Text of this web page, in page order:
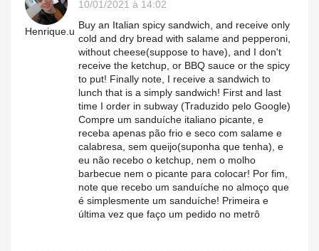
Henrique.u
10/01/2021 à 14:02
Buy an Italian spicy sandwich, and receive only
cold and dry bread with salame and pepperoni,
without cheese(suppose to have), and I don't
receive the ketchup, or BBQ sauce or the spicy
to put! Finally note, I receive a sandwich to
lunch that is a simply sandwich! First and last
time I order in subway (Traduzido pelo Google)
Compre um sanduíche italiano picante, e
receba apenas pão frio e seco com salame e
calabresa, sem queijo(suponha que tenha), e
eu não recebo o ketchup, nem o molho
barbecue nem o picante para colocar! Por fim,
note que recebo um sanduíche no almoço que
é simplesmente um sanduíche! Primeira e
última vez que faço um pedido no metrô